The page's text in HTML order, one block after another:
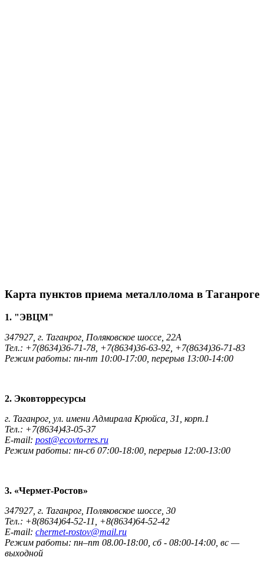
Карта пунктов приема металлолома в Таганроге
1. "ЭВЦМ"
347927, г. Таганрог, Поляковское шоссе, 22А
Тел.: +7(8634)36-71-78, +7(8634)36-63-92, +7(8634)36-71-83
Режим работы: пн-пт 10:00-17:00, перерыв 13:00-14:00
2. Эковторресурсы
г. Таганрог, ул. имени Адмирала Крюйса, 31, корп.1
Тел.: +7(8634)43-05-37
E-mail: post@ecovtorres.ru
Режим работы: пн-сб 07:00-18:00, перерыв 12:00-13:00
3. «Чермет-Ростов»
347927, г. Таганрог, Поляковское шоссе, 30
Тел.: +8(8634)64-52-11, +8(8634)64-52-42
E-mail: chermet-rostov@mail.ru
Режим работы: пн–пт 08.00-18:00, сб - 08:00-14:00, вс —
выходной